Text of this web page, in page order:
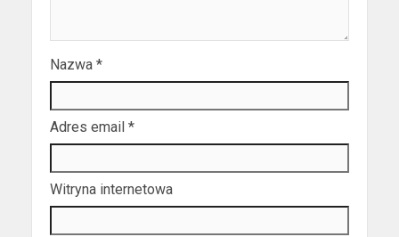
Nazwa *
Adres email *
Witryna internetowa